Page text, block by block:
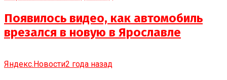
Появилось видео, как автомобиль
врезался в новую в Ярославле
Яндекс.Новости2 года назад